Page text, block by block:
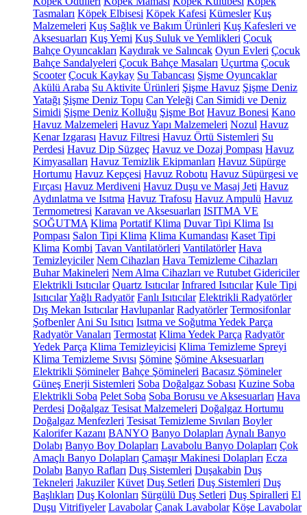
Tasmaları Köpek Elbisesi Köpek Kafesi Kümesler Kuş
Malzemeleri Kuş Sağlık ve Bakım Ürünleri Kuş Kafesleri ve
Aksesuarları Kuş Yemi Kuş Suluk ve Yemlikleri Çocuk
Bahçe Oyuncakları Kaydırak ve Salıncak Oyun Evleri Çocuk
Bahçe Sandalyeleri Çocuk Bahçe Masaları Uçurtma Çocuk
Scooter Çocuk Kaykay Su Tabancası Şişme Oyuncaklar
Akülü Araba Su Aktivite Ürünleri Şişme Havuz Şişme Deniz
Yatağı Şişme Deniz Topu Can Yeleği Can Simidi ve Deniz
Simidi Şişme Deniz Kolluğu Şişme Bot Havuz Bonesi Kano
Havuz Malzemeleri Havuz Yapı Malzemeleri Nozul Havuz
Kenar Izgarası Havuz Filtresi Havuz Örtü Sistemleri Su
Perdesi Havuz Dip Süzgeç Havuz ve Dozaj Pompası Havuz
Kimyasalları Havuz Temizlik Ekipmanları Havuz Süpürge
Hortumu Havuz Kepçesi Havuz Robotu Havuz Süpürgesi ve
Fırçası Havuz Merdiveni Havuz Duşu ve Masaj Jeti Havuz
Aydınlatma ve Isıtma Havuz Trafosu Havuz Ampulü Havuz
Termometresi Karavan ve Aksesuarları ISITMA VE
SOĞUTMA Klima Portatif Klima Duvar Tipi Klima Isı
Pompası Salon Tipi Klima Klima Kumandası Kaset Tipi
Klima Kombi Tavan Vantilatörleri Vantilatörler Hava
Temizleyiciler Nem Cihazları Hava Temizleme Cihazları
Buhar Makineleri Nem Alma Cihazları ve Rutubet Gidericiler
Elektrikli Isıtıcılar Quartz Isıtıcılar Infrared Isıtıcılar Kule Tipi
IsıtıcılarYağlı Radyatör Fanlı Isıtıcılar Elektrikli Radyatörler
Dış Mekan Isıtıcılar Havlupanlar Radyatörler Termosifonlar
Şofbenler Ani Su Isıtıcı Isıtma ve Soğutma Yedek Parça
Radyatör Vanaları Termostat Klima Yedek Parça Radyatör
Yedek Parça Klima Temizleyicisi Klima Temizleme Spreyi
Klima Temizleme Sıvısı Şömine Şömine Aksesuarları
Elektrikli Şömineler Bahçe Şömineleri Bacasız Şömineler
Güneş Enerji Sistemleri Soba Doğalgaz Sobası Kuzine Soba
Elektrikli Soba Pelet Soba Soba Borusu ve Aksesuarları Hava
Perdesi Doğalgaz Tesisat Malzemeleri Doğalgaz Hortumu
Doğalgaz Menfezleri Tesisat Temizleme Sıvıları Boyler
Kalorifer Kazanı BANYO Banyo Dolapları Aynalı Banyo
Dolabı Banyo Boy Dolapları Lavabolu Banyo Dolapları Çok
Amaçlı Banyo Dolapları Çamaşır Makinesi Dolapları Ecza
Dolabı Banyo Rafları Duş Sistemleri Duşakabin Duş
Tekneleri Jakuziler Küvet Duş Setleri Duş Sistemleri Duş
Başlıkları Duş Kolonları Sürgülü Duş Setleri Duş Spiralleri El
Duşu Vitrifiyeler Lavabolar Çanak Lavabolar Köşe Lavabolar